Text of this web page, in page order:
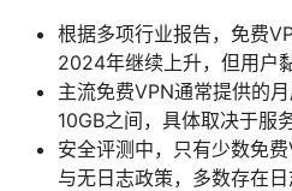
根据多项行业报告，免费
2024年继续上升，但用户
主流免费VPN通常提供的
10GB之间，具体取决于服务
安全评测中，只有少数免
与无日志政策，多数存在日